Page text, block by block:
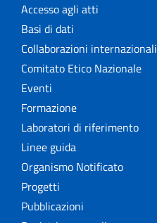
Accesso agli atti
Basi di dati
Collaborazioni internazionali
Comitato Etico Nazionale
Eventi
Formazione
Laboratori di riferimento
Linee guida
Organismo Notificato
Progetti
Pubblicazioni